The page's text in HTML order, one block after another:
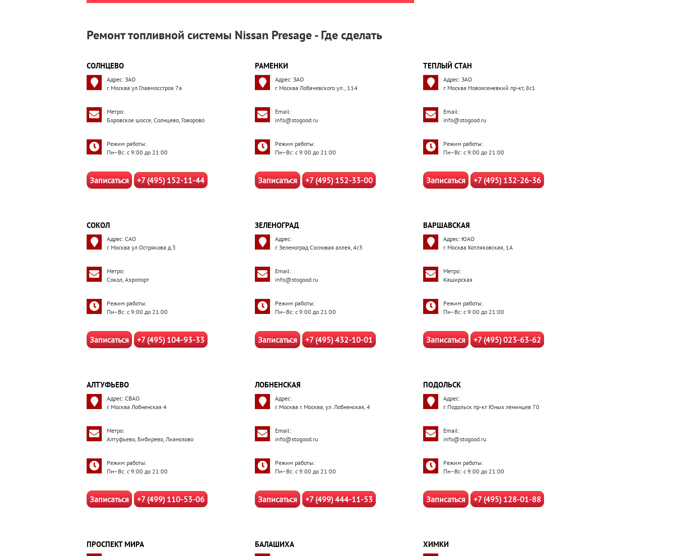
Ремонт топливной системы Nissan Presage - Где сделать
СОЛНЦЕВО
Адрес: ЗАО
г. Москва ул.Главмосстроя 7а
Метро:
Боровское шоссе, Солнцево, Говорово
Режим работы:
Пн–Вс: с 9:00 до 21:00
Записаться +7 (495) 152-11-44
РАМЕНКИ
Адрес: ЗАО
г. Москва Лобачевского ул., 114
Email:
info@stogood.ru
Режим работы:
Пн–Вс: с 9:00 до 21:00
Записаться +7 (495) 152-33-00
ТЕПЛЫЙ СТАН
Адрес: ЗАО
г. Москва Новоясеневкий пр-кт, 8с1
Email:
info@stogood.ru
Режим работы:
Пн–Вс: с 9:00 до 21:00
Записаться +7 (495) 132-26-36
СОКОЛ
Адрес: САО
г. Москва ул.Острякова д.3
Метро:
Сокол, Аэропорт
Режим работы:
Пн–Вс: с 9:00 до 21:00
Записаться +7 (495) 104-93-33
ЗЕЛЕНОГРАД
Адрес:
г. Зеленоград Сосновая аллея, 4с3
Email:
info@stogood.ru
Режим работы:
Пн–Вс: с 9:00 до 21:00
Записаться +7 (495) 432-10-01
ВАРШАВСКАЯ
Адрес: ЮАО
г. Москва Котляковская, 1А
Метро:
Каширская
Режим работы:
Пн–Вс: с 9:00 до 21:00
Записаться +7 (495) 023-63-62
АЛТУФЬЕВО
Адрес: СВАО
г. Москва Лобненская 4
Метро:
Алтуфьево, Бибирево, Лианозово
Режим работы:
Пн–Вс: с 9:00 до 21:00
Записаться +7 (499) 110-53-06
ЛОБНЕНСКАЯ
Адрес:
г. Москва г. Москва, ул. Лобненская, 4
Email:
info@stogood.ru
Режим работы:
Пн–Вс: с 9:00 до 21:00
Записаться +7 (499) 444-11-53
ПОДОЛЬСК
Адрес:
г. Подольск пр-кт Юных ленинцев 70
Email:
info@stogood.ru
Режим работы:
Пн–Вс: с 9:00 до 21:00
Записаться +7 (495) 128-01-88
ПРОСПЕКТ МИРА БАЛАШИХА ХИМКИ